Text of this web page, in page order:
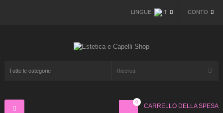
CONTO
LINGUE:
CARRELLO DELLA SPESA
0
Navigazione